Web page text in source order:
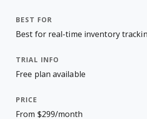
Best for real-time inventory
Free plan available
From $299/month